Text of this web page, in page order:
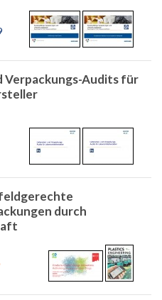
Verpackungs-Audits für
durch